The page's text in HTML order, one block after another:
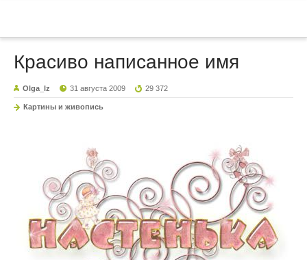
Красиво написанное имя
Olga_lz 31 августа 2009 29 372
Картины и живопись